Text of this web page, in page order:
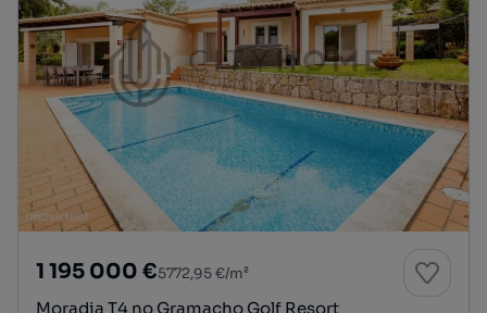
1 195 000 €5772,95 €/m²
Moradia T4 no Gramacho Golf Resort